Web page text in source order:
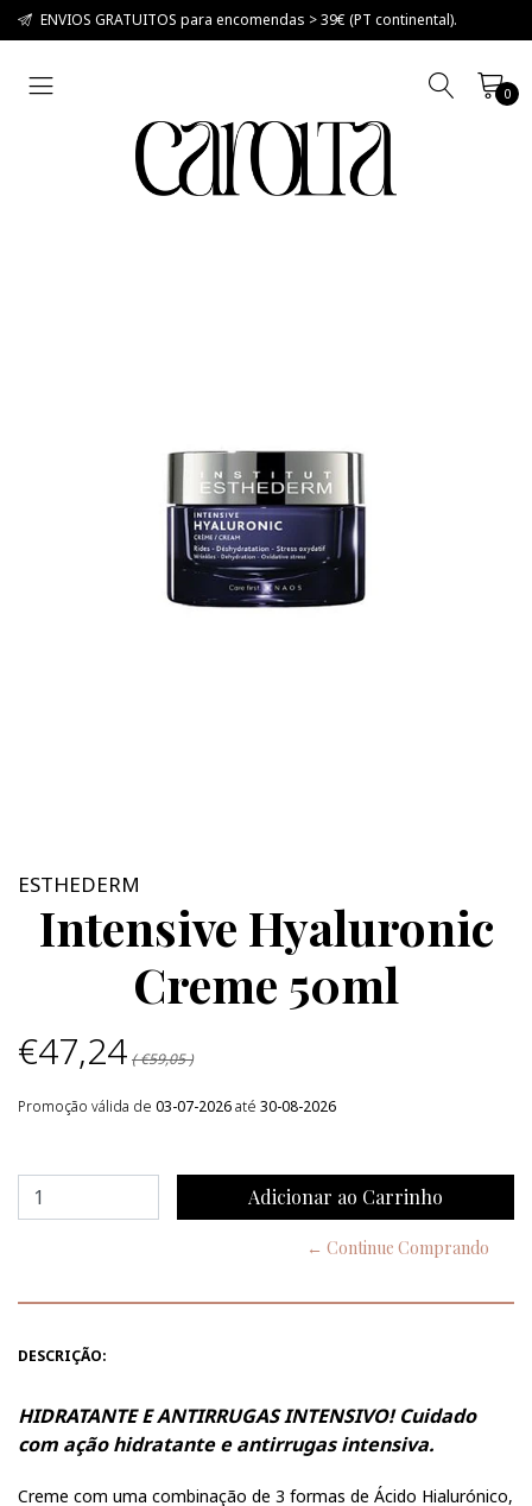
ENVIOS GRATUITOS para encomendas > 39€ (PT continental).
0
ESTHEDERM
Intensive Hyaluronic
Creme 50ml
€47,24 ( €59,05 )
Promoção válida de 03-07-2026até 30-08-2026
← Continue Comprando
DESCRIÇÃO:
HIDRATANTE E ANTIRRUGAS INTENSIVO! Cuidado
com ação hidratante e antirrugas intensiva.
Creme com uma combinação de 3 formas de Ácido Hialurónico,